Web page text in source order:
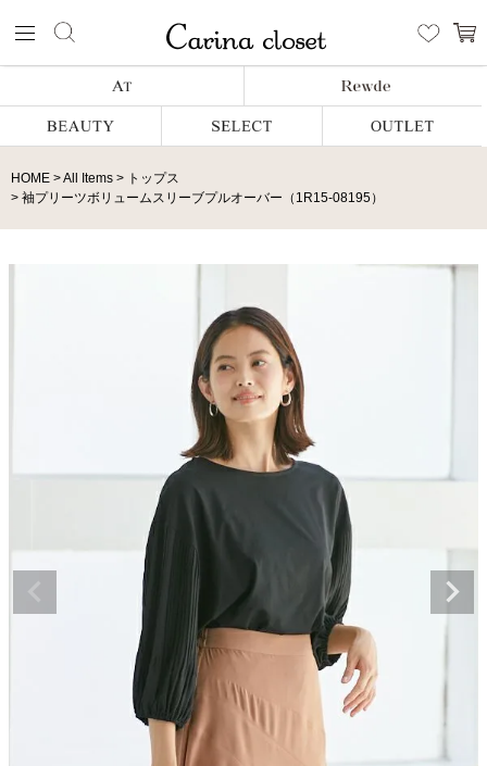
HOME All Items
トップス
袖プリーツボリュームスリーブプルオーバー（1R15-08195）